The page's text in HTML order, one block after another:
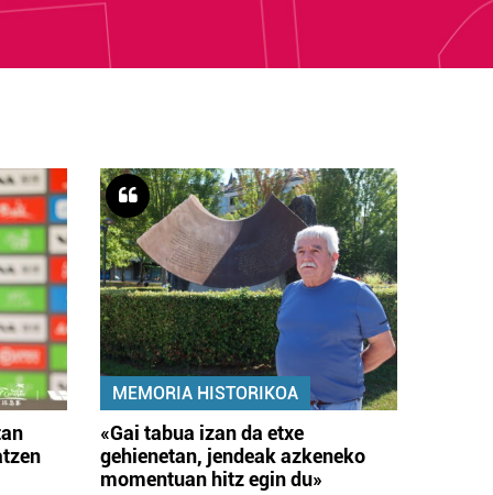
MEMORIA HISTORIKOA
«Gai tabua izan da etxe
gehienetan, jendeak azkeneko
momentuan hitz egin du»